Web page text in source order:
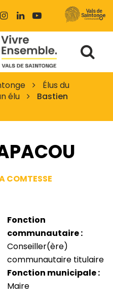
Lien
le
compte
Instagram
Lien
le
compte
Linkedin
chaîne
Youtube
à
Élus du
élu
Bastien
COMTESSE
Fonction
communautaire :
Conseiller(ère)
communautaire titulaire
Fonction municipale :
Maire